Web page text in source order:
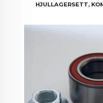
HJULLAGERSETT,